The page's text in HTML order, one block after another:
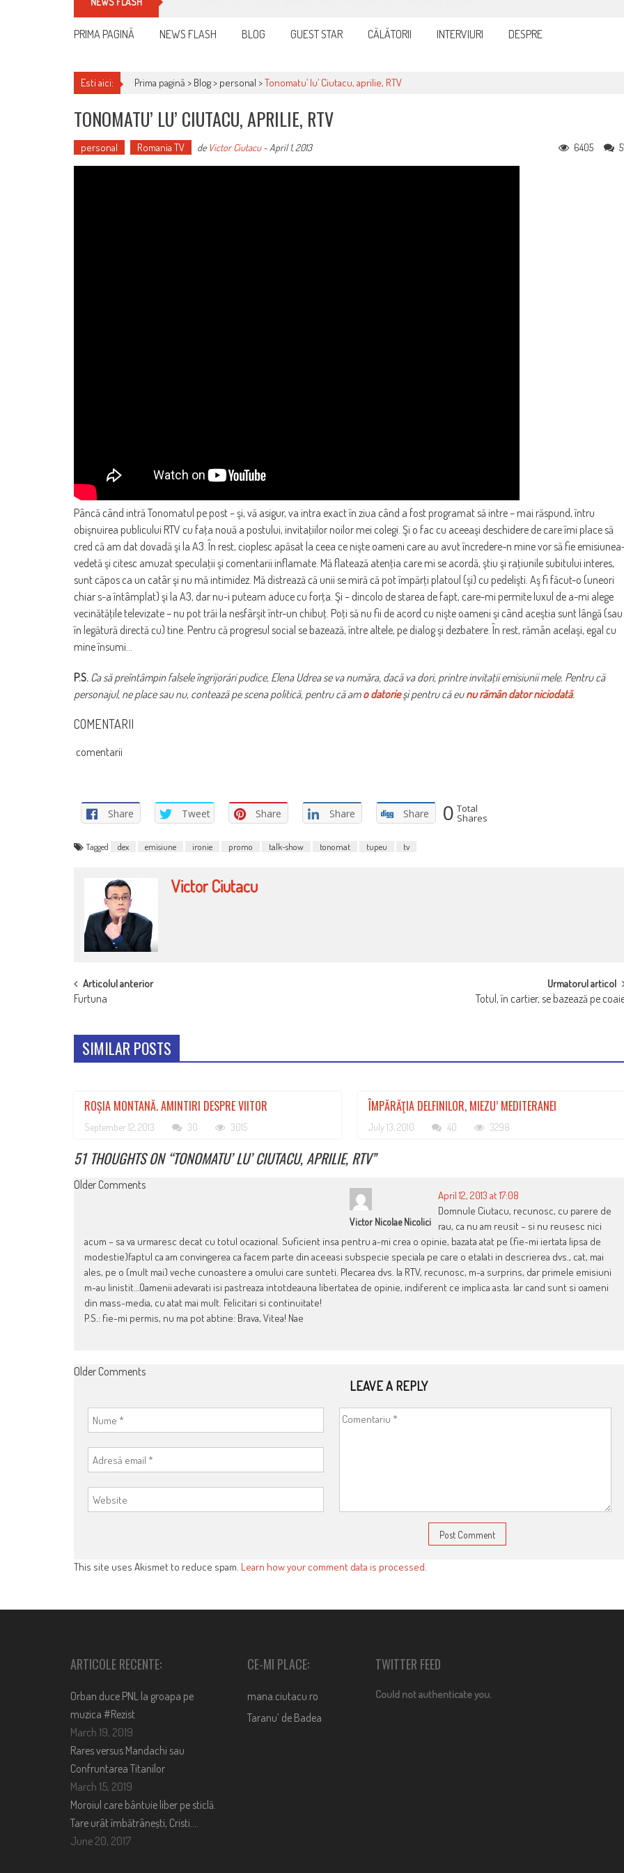
PRIMA PAGINĂ NEWS FLASH BLOG GUEST STAR CĂLĂTORII INTERVIURI DESPRE
Esti aici: Prima pagină > Blog> personal >Tonomatu’ lu’ Ciutacu, aprilie, RTV
TONOMATU’ LU’ CIUTACU, APRILIE, RTV
personal Romania TV de Victor Ciutacu- April 1, 2013 6405
Pâncă când intră Tonomatul pe post – şi, vă asigur, va intra exact în ziua când a fost programat să intre – mai răspund, întru
obişnuirea publicului RTV cu faţa nouă a postului, invitaţiilor noilor mei colegi. Şi o fac cu aceeaşi deschidere de care îmi place să
cred că am dat dovadă şi la A3. În rest, cioplesc apăsat la ceea ce nişte oameni care au avut încredere-n mine vor să fie
vedetă şi citesc amuzat speculaţii şi comentarii inflamate. Mă flatează atenţia care mi se acordă, ştiu şi raţiunile subitului interes,
sunt căpos ca un catâr şi nu mă intimidez. Mă distrează că unii se miră că pot împărţi platoul (şi) cu pedelişti. Aş fi făcut-o (uneori
chiar s-a întâmplat) şi la A3, dar nu-i puteam aduce cu forţa. Şi – dincolo de starea de fapt, care-mi permite luxul de a-mi alege
vecinătăţile televizate – nu pot trăi la nesfârşit într-un chibuţ. Poţi să nu fii de acord cu nişte oameni şi când aceştia sunt lângă (sau
în legătură directă cu) tine. Pentru că progresul social se bazează, între altele, pe dialog şi dezbatere. În rest, rămân acelaşi, egal cu
mine însumi…
P.S. Ca să preîntâmpin falsele îngrijorări pudice, Elena Udrea se va număra, dacă va dori, printre invitaţii emisiunii mele. Pentru că
personajul, ne place sau nu, contează pe scena politică, pentru că amo datorie şi pentru că eunu rămân dator niciodată.
COMENTARII
comentarii
Share Tweet Share Share Share 0 Total
Shares
Tagged dex emisiune ironie promo talk-show tonomat tupeu tv
Victor Ciutacu
POST
NAVIGATION
Articolul anterior
Furtuna
Urmatorul articol
Totul, în cartier, se bazează pe
SIMILAR POSTS
ROȘIA MONTANĂ. AMINTIRI DESPRE VIITOR
September 12, 2013 30 3015
ÎMPĂRĂŢIA DELFINILOR, MIEZU’ MEDITERANEI
July 13, 2010 40 3298
51 THOUGHTS ON “TONOMATU’ LU’ CIUTACU, APRILIE, RTV”
COMMENT
Older Comments
Victor Nicolae Nicolici
April 12, 2013 at 17:08
Domnule Ciutacu, recunosc, cu parere de
rau, ca nu am reusit – si nu reusesc nici
acum – sa va urmaresc decat cu totul ocazional. Suficient insa pentru a-mi crea o opinie, bazata atat pe (fie-mi iertata lipsa de
modestie)faptul ca am convingerea ca facem parte din aceeasi subspecie speciala pe care o etalati in descrierea dvs., cat, mai
ales, pe o (mult mai) veche cunoastere a omului care sunteti. Plecarea dvs. la RTV, recunosc, m-a surprins, dar primele emisiuni
m-au linistit…Oamenii adevarati isi pastreaza intotdeauna libertatea de opinie, indiferent ce implica asta. Iar cand sunt si oameni
din mass-media, cu atat mai mult. Felicitari si continuitate!
P.S.: fie-mi permis, nu ma pot abtine: Brava, Vitea! Nae
COMMENT
Older Comments
LEAVE A REPLY
This site uses Akismet to reduce spam. Learn how your comment data is processed.
ARTICOLE RECENTE:
Orban duce PNL la groapa pe
muzica #Rezist
March 19, 2019
Rares versus Mandachi sau
Confruntarea Titanilor
March 15, 2019
Moroiul care bântuie liber pe sticlă.
Tare urât îmbătrânești, Cristi….
June 20, 2017
CE-MI PLACE:
mana.ciutacu.ro
Taranu’ de Badea
TWITTER FEED
Could not authenticate you.